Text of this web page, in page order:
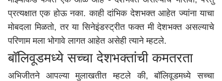
प्रत्यक्षात एक होऊ नका. काही दांभिक देशभक्त आहेत ज्यांना याचा
मोबदला मिळतो, तर या सिनेइंडस्ट्रीत फक्त मी देशभक्त असल्याचे
परिणाम मला भोगावे लागत आहेत असेही त्याने म्हटले.
बॉलिवूडमध्ये सच्चा देशभक्तांची कमतरता
अभिजीतने आपल्या मुलाखतीत म्हटले की, बॉलिवूडमध्ये सच्चा